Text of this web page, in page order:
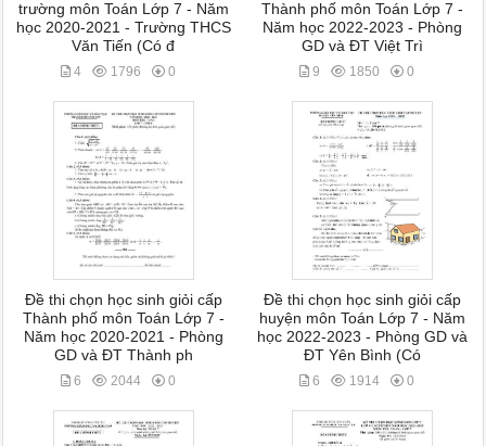
trường môn Toán Lớp 7 - Năm
học 2020-2021 - Trường THCS
Văn Tiến (Có đ
4 1796 0
Thành phố môn Toán Lớp 7 -
Năm học 2022-2023 - Phòng
GD và ĐT Việt Trì
9 1850 0
Đề thi chọn học sinh giỏi cấp
Thành phố môn Toán Lớp 7 -
Năm học 2020-2021 - Phòng
GD và ĐT Thành ph
6 2044 0
Đề thi chọn học sinh giỏi cấp
huyện môn Toán Lớp 7 - Năm
học 2022-2023 - Phòng GD và
ĐT Yên Bình (Có
6 1914 0